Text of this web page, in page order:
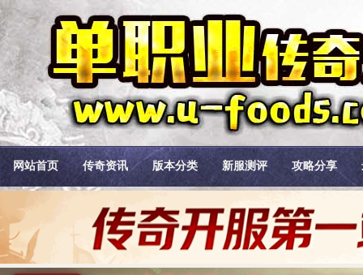
网站首页 传奇资讯 版本分类 新服测评 攻略分享